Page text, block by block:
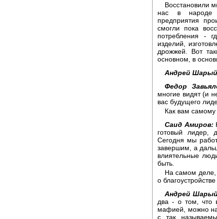
Восстановили
нас в народе
предприятия
смогли пока
потребления -
изделий,
дрожжей. Вот
основном, в
Андрей
Федор
многие видят (и
вас будущего
Как вам самому
Саид Амиров:
готовый лидер,
Сегодня мы
завершим, а
влиятельные
быть.
На самом деле,
о
Андрей
два - о том, что
мафией, можно
с так